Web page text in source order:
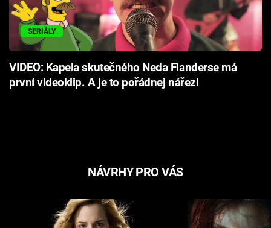
SERIÁLY
VIDEO: Kapela skutečného Neda Flanderse má
první videoklip. A je to pořádnej nářez!
NÁVRHY PRO VÁS